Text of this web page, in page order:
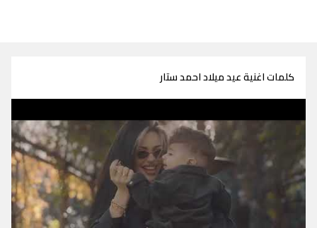
كلمات اغنية عيد ميلاد احمد ستار